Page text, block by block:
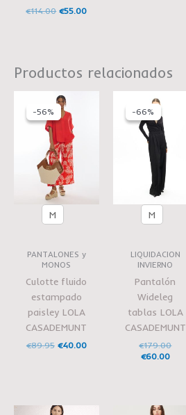
€114.00 €55.00
Productos relacionados
-56%
-56%
M
PANTALONES y
MONOS
Culotte fluido
estampado
paisley LOLA
CASADEMUNT
€89.95
El
precio
original
era:
€89.95.
€40.00
-66%
-66%
M
LIQUIDACION
INVIERNO
Pantalón
Wideleg
tablas LOLA
CASADEMUNT
€179.00
€60.00
El